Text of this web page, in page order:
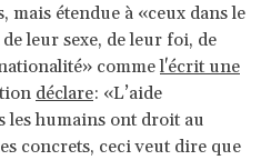
mais étendue à «ceux dans le
leur sexe, de leur foi, de
commel'écrit une
déclare: «L’aide
les humains ont droit au
concrets, ceci veut dire que